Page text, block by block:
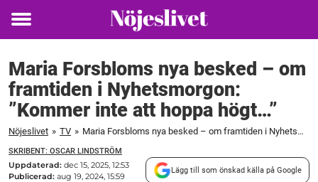
Toggle
Maria Forsbloms nya besked – om
framtiden i Nyhetsmorgon:
”Kommer inte att hoppa högt…”
Nöjeslivet » TV » Maria Forsbloms nya besked – om framtiden i Nyhetsmorgon: "Kommer inte att hoppa högt..."
SKRIBENT: OSCAR LINDSTRÖM
Uppdaterad: dec 15, 2025, 12:53
Publicerad: aug 19, 2024, 15:59
Lägg till som önskad källa på Google